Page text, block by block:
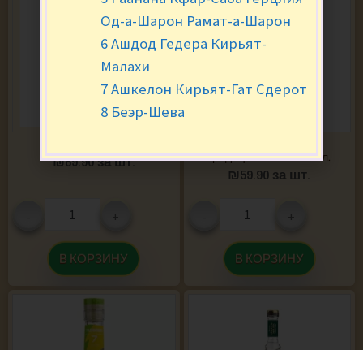
₪89.90за шт.
В КОРЗИНУ
традиционная 40% 0.5 л.
₪59.90 за шт.
В КОРЗИНУ
Од-а-Шарон Рамат-а-Шарон
6 Ашдод Гедера Кирьят-
Малахи
7 Ашкелон Кирьят-Гат Сдерот
8 Беэр-Шева